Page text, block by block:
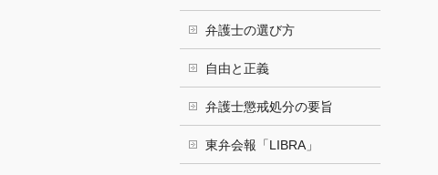
弁護士の選び方
自由と正義
弁護士懲戒処分の要旨
東弁会報「LIBRA」